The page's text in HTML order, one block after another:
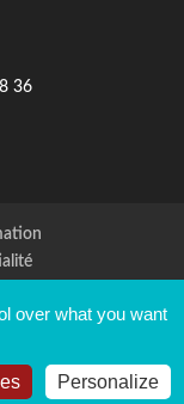
36
© 2015-
over what you want
Personalize